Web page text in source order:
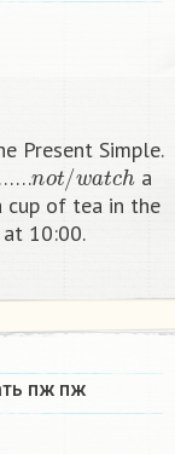
Present Simple.
not/watcha
cup of tea in the
10:00.
пж пж